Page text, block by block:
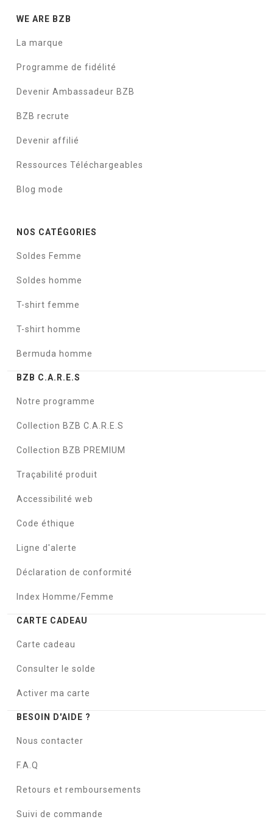
WE ARE BZB
La marque
Programme de fidélité
Devenir Ambassadeur BZB
BZB recrute
Devenir affilié
Ressources Téléchargeables
Blog mode
NOS CATÉGORIES
Soldes Femme
Soldes homme
T-shirt femme
T-shirt homme
Bermuda homme
BZB C.A.R.E.S
Notre programme
Collection BZB C.A.R.E.S
Collection BZB PREMIUM
Traçabilité produit
Accessibilité web
Code éthique
Ligne d'alerte
Déclaration de conformité
Index Homme/Femme
CARTE CADEAU
Carte cadeau
Consulter le solde
Activer ma carte
BESOIN D'AIDE ?
Nous contacter
F.A.Q
Retours et remboursements
Suivi de commande